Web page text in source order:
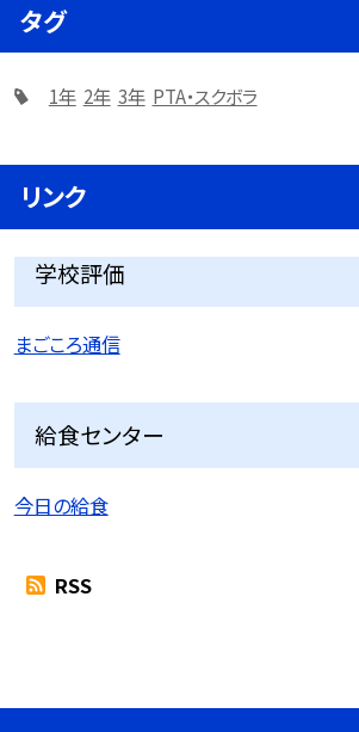
タグ
1年 2年 3年 PTA・スクボラ
リンク
学校評価
まごころ通信
給食センター
今日の給食
RSS